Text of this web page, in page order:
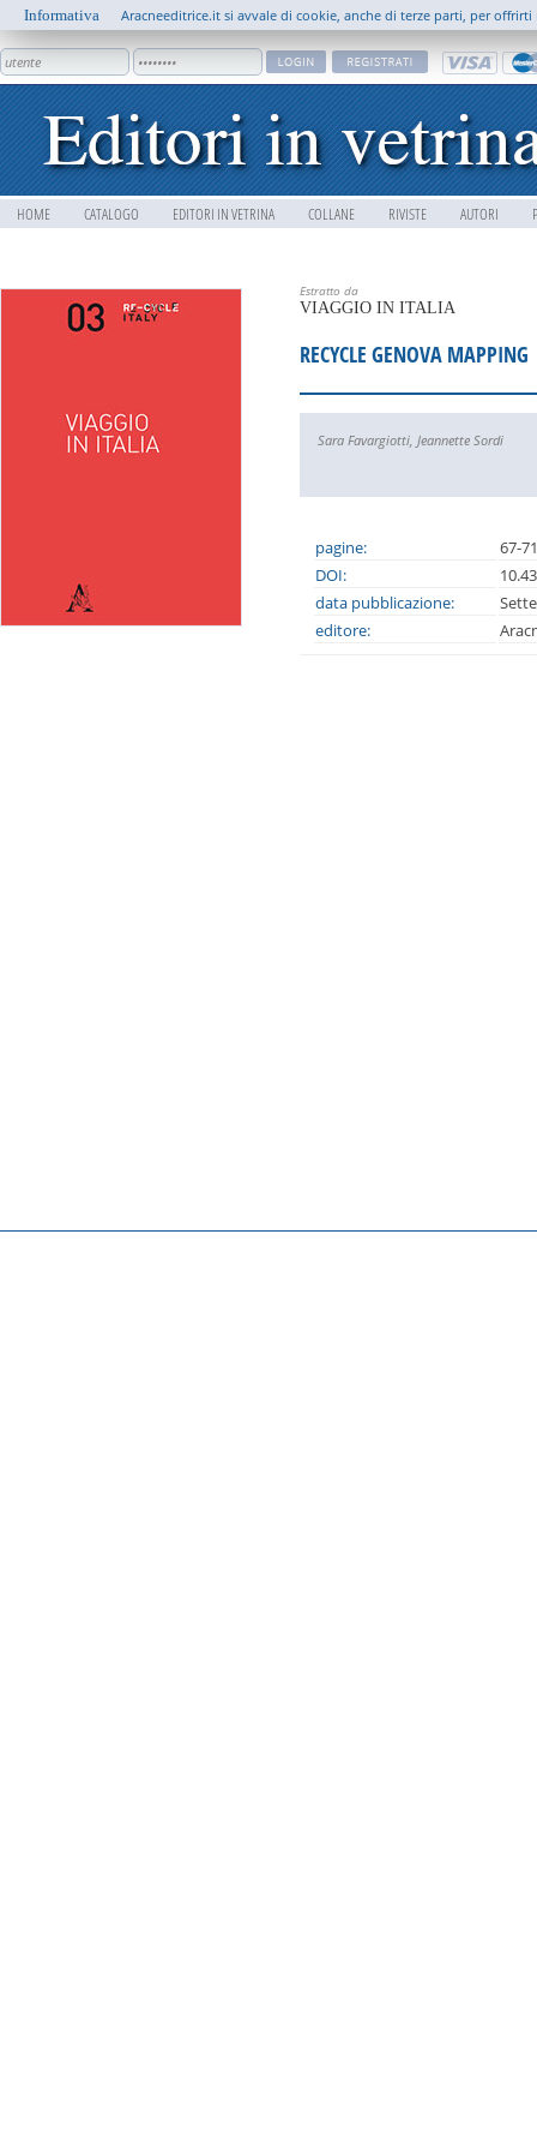
HOME CATALOGO EDITORI IN VETRINA COLLANE RIVISTE AUTORI
Informativa Aracneeditrice.it si avvale di cookie, anche di terze parti, per
Estratto da
VIAGGIO IN ITALIA
RECYCLE GENOVA MAPPING
Sara Favargiotti, Jeannette Sordi
pagine:
67-71
DOI:
data pubblicazione:
editore: